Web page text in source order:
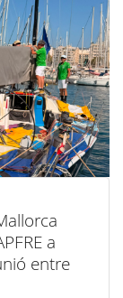
a
entre